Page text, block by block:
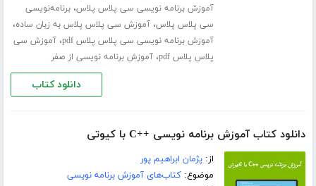
آموزش برنامه نویسی سی پلاس پلاس،برنامه‌نویسی
سی پلاس پلاس،آموزش سی پلاس پلاس به زبان ساده،
آموزش برنامه نویسی سی پلاس پلاس pdf ،آموزش سی
پلاس پلاس pdf
،آموزش برنامه نویسی از صفر
دانلود کتاب
دانلود کتاب آموزش برنامه نویسی ++C با کیوتی
از:پژمان ابراهیم پور
موضوع:کتاب‌های آموزش برنامه نویسی